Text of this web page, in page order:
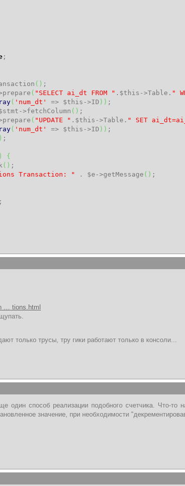
;
( ) ;
prepare ( "SELECT ai_dt FROM " . $this ->Table . "
( 'num_dt' => $this ->ID ) ) ;
->fetchColumn ( ) ;
prepare ( "UPDATE " . $this ->Table . " SET
( 'num_dt' => $this ->ID ) ) ;
) ;
)
{
( ) ;
Transaction: " . $e ->getMessage ( ) ;
;
… tions.html
только трусы, тру гики работают только в консоли...
один способ реализации подобного счетчика. Что-то
значение, при необходимости